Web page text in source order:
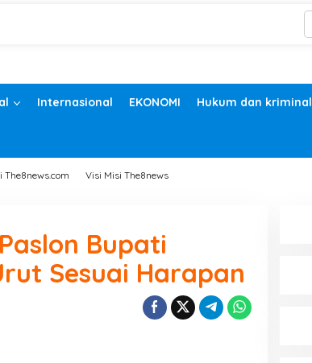
Internasional EKONOMI Hukum dan kriminal
The8news.com Visi Misi The8news
Bupati
Sesuai Harapan